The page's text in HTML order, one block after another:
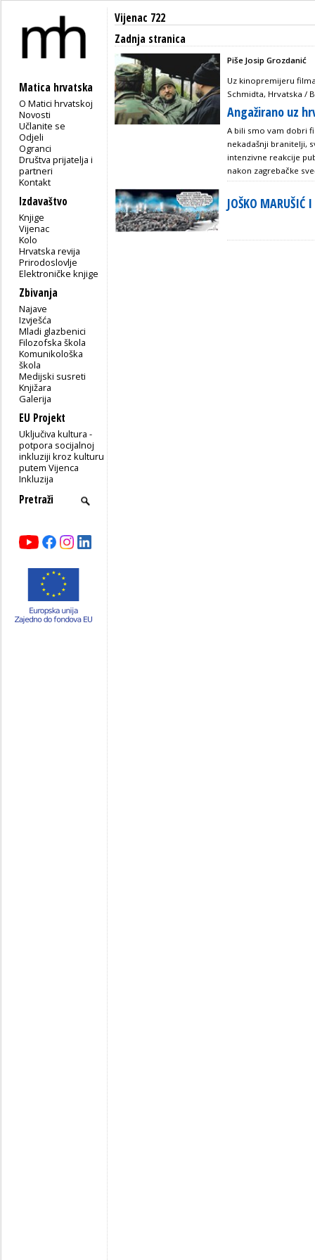
Matica hrvatska
O Matici hrvatskoj
Novosti
Učlanite se
Odjeli
Ogranci
Društva prijatelja i
partneri
Kontakt
Izdavaštvo
Knjige
Vijenac
Kolo
Hrvatska revija
Prirodoslovlje
Elektroničke knjige
Zbivanja
Najave
Izvješća
Mladi glazbenici
Filozofska škola
Komunikološka
škola
Medijski susreti
Knjižara
Galerija
EU Projekt
Uključiva kultura -
potpora socijalnoj
inkluziji kroz kulturu
putem Vijenca
Inkluzija
Vijenac 722
Zadnja stranica
Piše Josip Grozdanić
Uz kinopremijeru
Schmidta, Hrvatska /
Angažirano uz
A bili smo vam dobri
nekadašnji branitelji,
intenzivne reakcije
nakon zagrebačke
JOŠKO MARUŠIĆ